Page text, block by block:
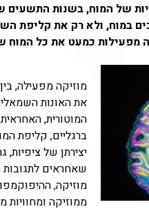
מפעילות כמעט את כל המוח
מוזיקה מפעילה,
את האונות
המוטורית,
ברגליים, קליפת
יצירתן של ציפיות,
שאחראים
מוזיקה,
ממוזיקה ומחוויות